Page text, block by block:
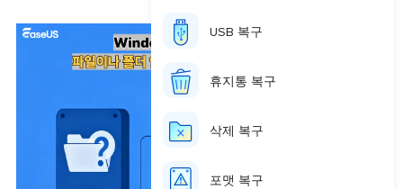
USB 복구
휴지통 복구
삭제 복구
포맷 복구